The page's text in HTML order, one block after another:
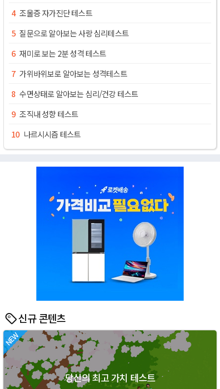
조울증 자가진단 테스트
질문으로 알아보는 사랑 심리테스트
재미로 보는 2분 성격 테스트
가위바위보로 알아보는 성격테스트
수면상태로 알아보는 심리/건강 테스트
조직내 성향 테스트
나르시시즘 테스트
신규 콘텐츠
당신의 최고 가치 테스트